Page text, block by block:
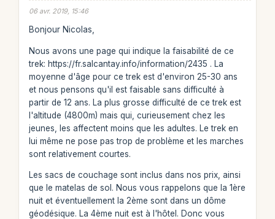
06 avr. 2019, 15:46
Bonjour Nicolas,
Nous avons une page qui indique la faisabilité de ce
trek: https://fr.salcantay.info/information/2435 . La
moyenne d'âge pour ce trek est d'environ 25-30 ans
et nous pensons qu'il est faisable sans difficulté à
partir de 12 ans. La plus grosse difficulté de ce trek est
l'altitude (4800m) mais qui, curieusement chez les
jeunes, les affectent moins que les adultes. Le trek en
lui même ne pose pas trop de problème et les marches
sont relativement courtes.
Les sacs de couchage sont inclus dans nos prix, ainsi
que le matelas de sol. Nous vous rappelons que la 1ère
nuit et éventuellement la 2ème sont dans un dôme
géodésique. La 4ème nuit est à l'hôtel. Donc vous